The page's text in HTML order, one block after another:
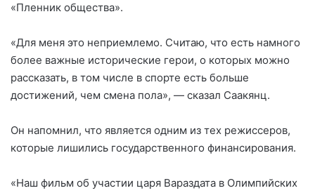
«Пленник общества».
«Для меня это неприемлемо. Считаю, что есть намного
более важные исторические герои, о которых можно
рассказать, в том числе в спорте есть больше
достижений, чем смена пола», — сказал Саакянц.
Он напомнил, что является одним из тех режиссеров,
которые лишились государственного финансирования.
«Наш фильм об участии царя Вараздата в Олимпийских